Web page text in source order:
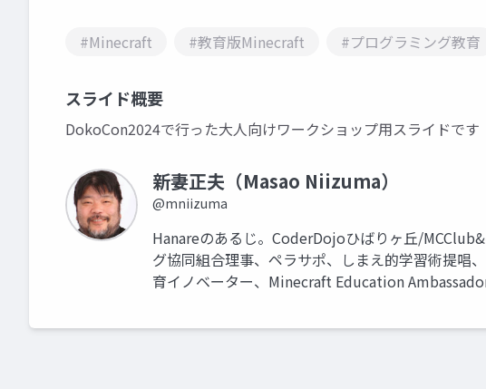
#Minecraft #教育版Minecraft #プログラミング教育
スライド概要
DokoCon2024で行った大人向けワークショップ用スライドです
新妻正夫（Masao Niizuma）
@mniizuma
Hanareのあるじ。CoderDojoひばりヶ丘/
グ協同組合理事、ペラサポ、しまえ的学習術提唱
育イノベーター、Minecraft Education